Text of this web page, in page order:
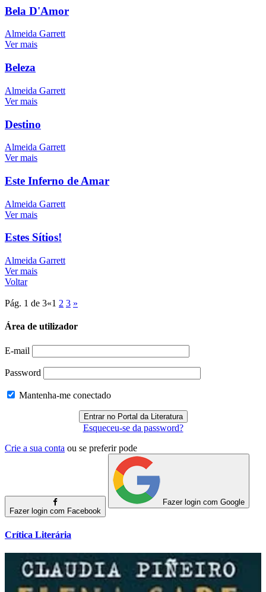
Bela D'Amor
Almeida Garrett
Ver mais
Beleza
Almeida Garrett
Ver mais
Destino
Almeida Garrett
Ver mais
Este Inferno de Amar
Almeida Garrett
Ver mais
Estes Sítios!
Almeida Garrett
Ver mais
Voltar
Pág. 1 de 3«1 2 3 »
Área de utilizador
E-mail
Password
Mantenha-me conectado
Esqueceu-se da password?
Crie a sua conta ou se preferir pode
Fazer login com Facebook
Fazer login com Google
Crítica Literária